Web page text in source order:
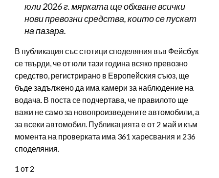
юли 2026 г. мярката ще обхване всички
нови превозни средства, които се пускат
на пазара.
В публикация със стотици споделяния във Фейсбук
се твърди, че от юли тази година всяко превозно
средство, регистрирано в Европейския съюз, ще
бъде задължено да има камери за наблюдение на
водача. В поста се подчертава, че правилото ще
важи не само за новопроизведените автомобили, а
за всеки автомобил. Публикацията е от 2 май и към
момента на проверката има 361 харесвания и 236
споделяния.
1 от 2